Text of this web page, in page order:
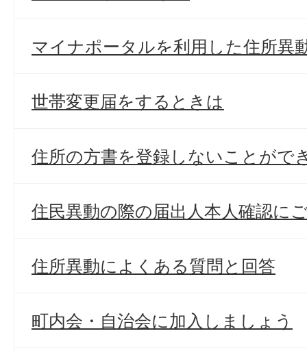
マイナポータルを利用した住所異
世帯変更届をするときは
住所の方書を登録しないことがで
住民異動の際の届出人本人確認に
住所異動によくある質問と回答
町内会・自治会に加入しましょう